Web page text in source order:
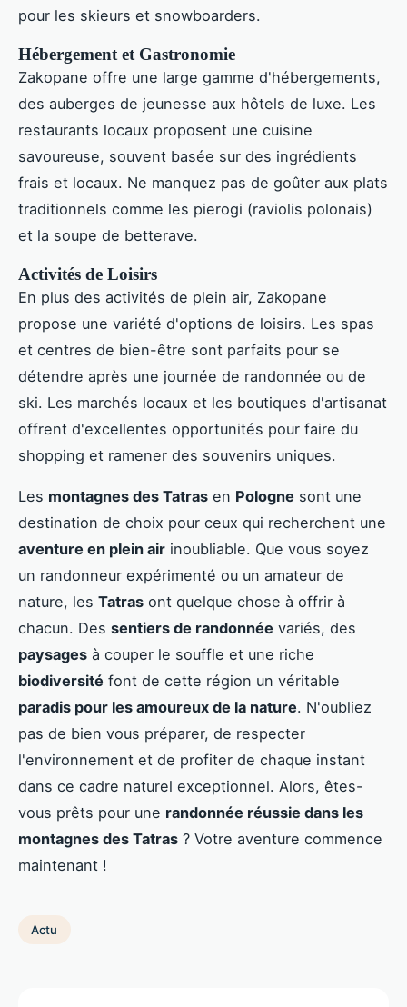
pour les skieurs et snowboarders.
Hébergement et Gastronomie
Zakopane offre une large gamme d'hébergements,
des auberges de jeunesse aux hôtels de luxe. Les
restaurants locaux proposent une cuisine
savoureuse, souvent basée sur des ingrédients
frais et locaux. Ne manquez pas de goûter aux plats
traditionnels comme les pierogi (raviolis polonais)
et la soupe de betterave.
Activités de Loisirs
En plus des activités de plein air, Zakopane
propose une variété d'options de loisirs. Les spas
et centres de bien-être sont parfaits pour se
détendre après une journée de randonnée ou de
ski. Les marchés locaux et les boutiques d'artisanat
offrent d'excellentes opportunités pour faire du
shopping et ramener des souvenirs uniques.
Les montagnes des Tatras en Pologne sont une
destination de choix pour ceux qui recherchent une
aventure en plein air inoubliable. Que vous soyez
un randonneur expérimenté ou un amateur de
nature, les Tatras ont quelque chose à offrir à
chacun. Des sentiers de randonnée variés, des
paysages à couper le souffle et une riche
biodiversité font de cette région un véritable
paradis pour les amoureux de la nature. N'oubliez
pas de bien vous préparer, de respecter
l'environnement et de profiter de chaque instant
dans ce cadre naturel exceptionnel. Alors, êtes-
vous prêts pour une randonnée réussie dans les
montagnes des Tatras ? Votre aventure commence
maintenant !
Actu